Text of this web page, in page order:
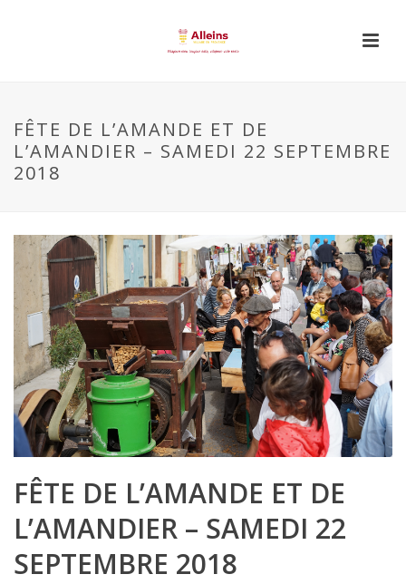
FÊTE DE L’AMANDE ET DE
L’AMANDIER – SAMEDI 22 SEPTEMBRE
2018
FÊTE DE L’AMANDE ET DE
L’AMANDIER – SAMEDI 22
SEPTEMBRE 2018